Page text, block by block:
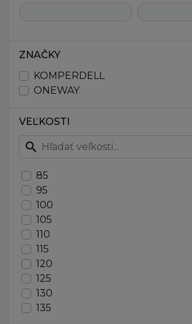
ZNAČKY
KOMPERDELL
ONEWAY
VEĽKOSTI
search
85
95
100
105
110
115
120
125
130
135